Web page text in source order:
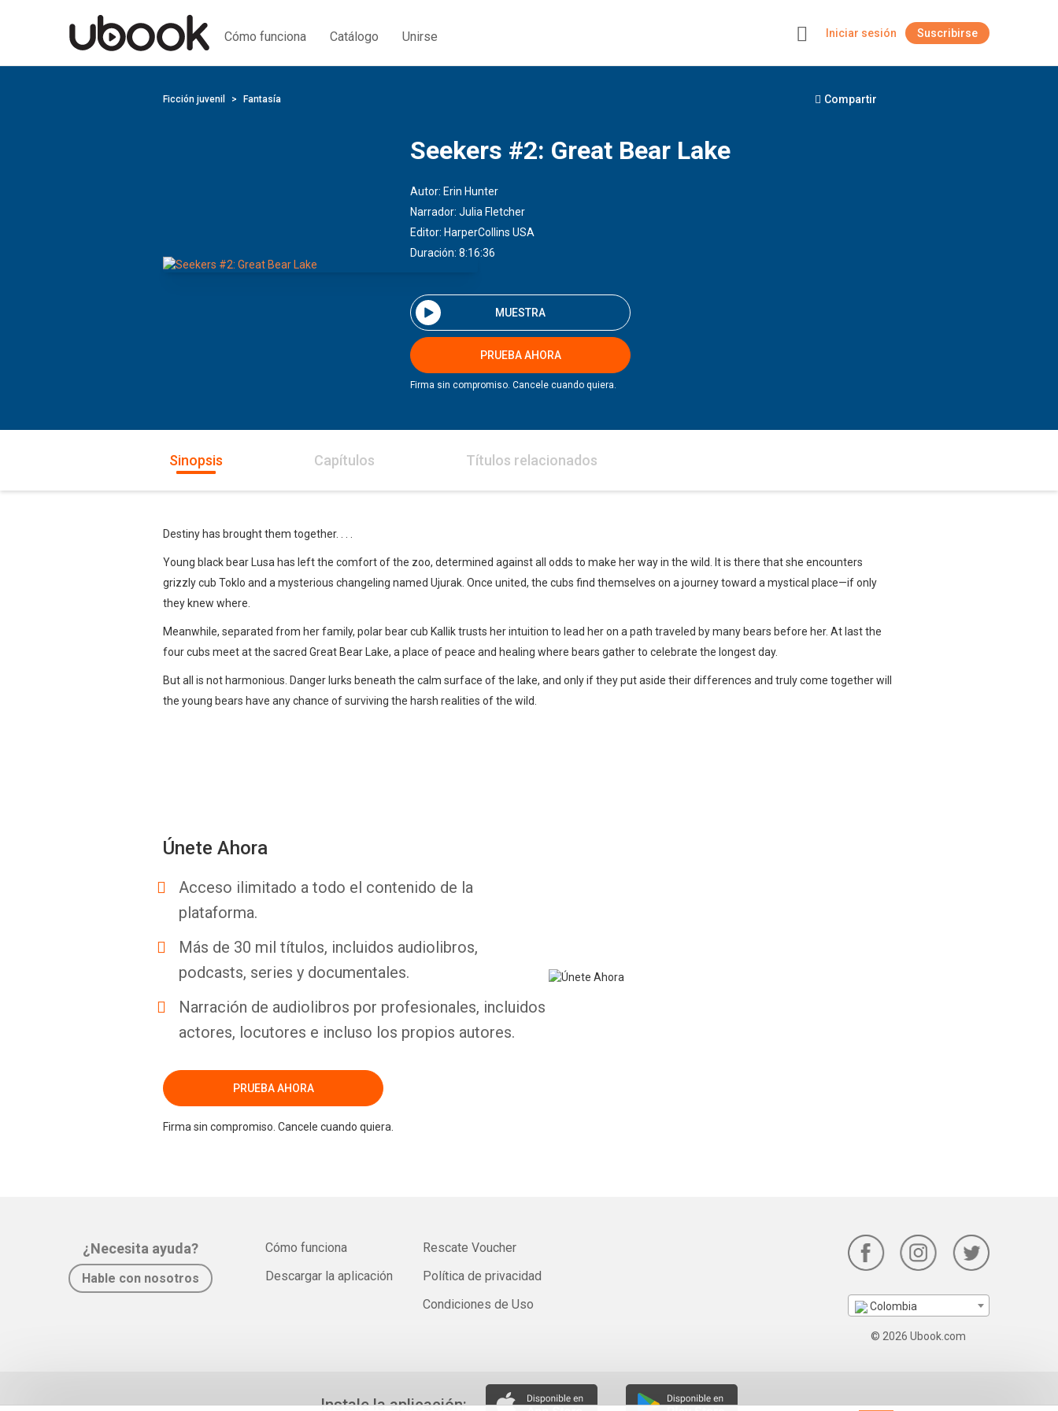
Cómo funciona Catálogo Unirse Iniciar sesión Suscribirse
Ficción juvenil Fantasía Compartir
Seekers #2: Great Bear Lake
Autor: Erin Hunter
Narrador: Julia Fletcher
Editor: HarperCollins USA
Duración: 8:16:36
MUESTRA
PRUEBA AHORA
Firma sin compromiso. Cancele cuando quiera.
Sinopsis Capítulos Títulos relacionados
Destiny has brought them together. . . .
Young black bear Lusa has left the comfort of the zoo, determined against all odds to make her way in the wild. It is there that she encounters
grizzly cub Toklo and a mysterious changeling named Ujurak. Once united, the cubs find themselves on a journey toward a mystical place—if only
they knew where.
Meanwhile, separated from her family, polar bear cub Kallik trusts her intuition to lead her on a path traveled by many bears before her. At last the
four cubs meet at the sacred Great Bear Lake, a place of peace and healing where bears gather to cele­brate the longest day.
But all is not harmonious. Danger lurks beneath the calm surface of the lake, and only if they put aside their differences and truly come together will
the young bears have any chance of surviving the harsh realities of the wild.
Únete Ahora
Acceso ilimitado a todo el contenido de la
plataforma.
Más de 30 mil títulos, incluidos audiolibros,
podcasts, series y documentales.
Narración de audiolibros por profesionales, incluidos
actores, locutores e incluso los propios autores.
PRUEBA AHORA
Firma sin compromiso. Cancele cuando quiera.
¿Necesita ayuda?
Hable con nosotros
Cómo funciona
Descargar la aplicación
Rescate Voucher
Política de privacidad
Condiciones de Uso
Colombia
© 2026 Ubook.com
Instale la aplicación: